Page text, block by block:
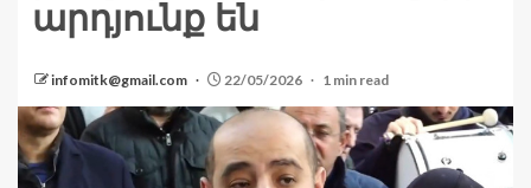
արդյունք են
infomitk@gmail.com 22/05/2026 1 min read